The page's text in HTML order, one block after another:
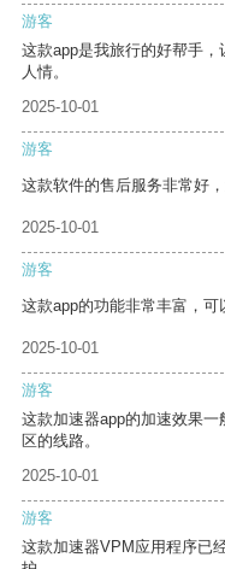
游客
这款app是我旅行的好帮手
人情。
2025-10-01
游客
这款软件的售后服务非常好
2025-10-01
游客
这款app的功能非常丰富，可
2025-10-01
游客
这款加速器app的加速效果
区的线路。
2025-10-01
游客
这款加速器VPM应用程序已